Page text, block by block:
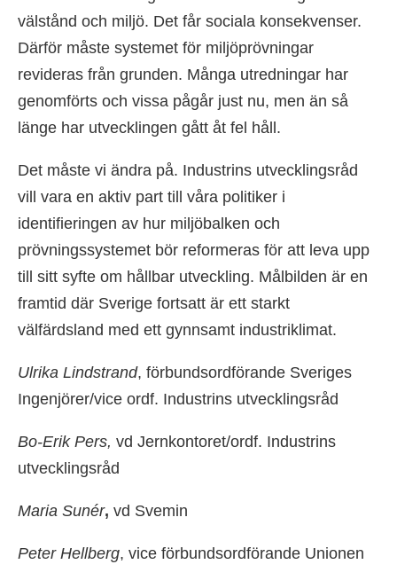
välstånd och miljö. Det får sociala konsekvenser.
Därför måste systemet för miljöprövningar
revideras från grunden. Många utredningar har
genomförts och vissa pågår just nu, men än så
länge har utvecklingen gått åt fel håll.
Det måste vi ändra på. Industrins utvecklingsråd
vill vara en aktiv part till våra politiker i
identifieringen av hur miljöbalken och
prövningssystemet bör reformeras för att leva upp
till sitt syfte om hållbar utveckling. Målbilden är en
framtid där Sverige fortsatt är ett starkt
välfärdsland med ett gynnsamt industriklimat.
Ulrika Lindstrand, förbundsordförande Sveriges
Ingenjörer/vice ordf. Industrins utvecklingsråd
Bo-Erik Pers, vd Jernkontoret/ordf. Industrins
utvecklingsråd
Maria Sunér, vd Svemin
Peter Hellberg, vice förbundsordförande Unionen